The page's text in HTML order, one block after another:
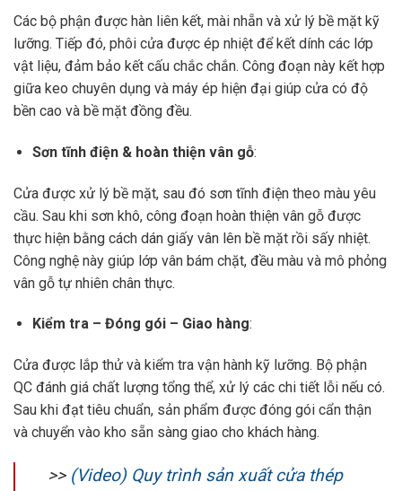
Các bộ phận được hàn liên kết, mài nhẵn và xử lý bề mặt kỹ
lưỡng. Tiếp đó, phôi cửa được ép nhiệt để kết dính các lớp
vật liệu, đảm bảo kết cấu chắc chắn. Công đoạn này kết hợp
giữa keo chuyên dụng và máy ép hiện đại giúp cửa có độ
bền cao và bề mặt đồng đều.
Sơn tĩnh điện & hoàn thiện vân gỗ:
Cửa được xử lý bề mặt, sau đó sơn tĩnh điện theo màu yêu
cầu. Sau khi sơn khô, công đoạn hoàn thiện vân gỗ được
thực hiện bằng cách dán giấy vân lên bề mặt rồi sấy nhiệt.
Công nghệ này giúp lớp vân bám chặt, đều màu và mô phỏng
vân gỗ tự nhiên chân thực.
Kiểm tra – Đóng gói – Giao hàng:
Cửa được lắp thử và kiểm tra vận hành kỹ lưỡng. Bộ phận
QC đánh giá chất lượng tổng thể, xử lý các chi tiết lỗi nếu có.
Sau khi đạt tiêu chuẩn, sản phẩm được đóng gói cẩn thận
và chuyển vào kho sẵn sàng giao cho khách hàng.
>> (Video) Quy trình sản xuất cửa thép